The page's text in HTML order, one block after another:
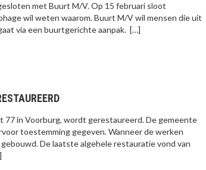
met Buurt M/V. Op 15 februari sloot
wil weten waarom. Buurt M/V wil mensen die uit
via een buurtgerichte aanpak. […]
in Voorburg, wordt gerestaureerd. De gemeente
toestemming gegeven. Wanneer de werken
De laatste algehele restauratie vond van